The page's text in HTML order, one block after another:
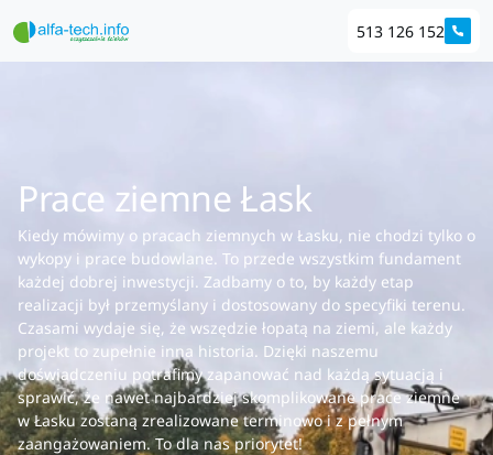
513 126 152
Prace ziemne Łask
Kiedy mówimy o pracach ziemnych w Łasku, nie chodzi tylko o
wykopy i prace budowlane. To przede wszystkim fundament
każdej dobrej inwestycji. Zadbamy o to, by każdy etap
realizacji był przemyślany i dostosowany do specyfiki terenu.
Czasami wydaje się, że wszędzie łopatą na ziemi, ale każdy
projekt to zupełnie inna historia. Dzięki naszemu
doświadczeniu potrafimy zapanować nad każdą sytuacją i
sprawić, że nawet najbardziej skomplikowane prace ziemne
w Łasku zostaną zrealizowane terminowo i z pełnym
zaangażowaniem. To dla nas priorytet!